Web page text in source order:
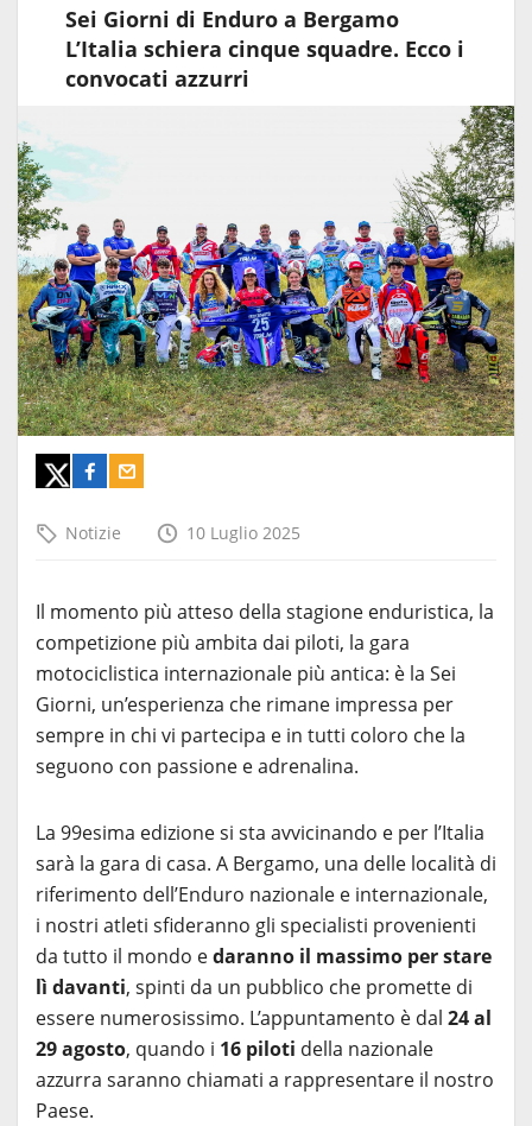
Sei Giorni di Enduro a Bergamo
L’Italia schiera cinque squadre. Ecco i
convocati azzurri
Notizie 10 Luglio 2025
Il momento più atteso della stagione enduristica, la
competizione più ambita dai piloti, la gara
motociclistica internazionale più antica: è la Sei
Giorni, un’esperienza che rimane impressa per
sempre in chi vi partecipa e in tutti coloro che la
seguono con passione e adrenalina.
La 99esima edizione si sta avvicinando e per l’Italia
sarà la gara di casa. A Bergamo, una delle località di
riferimento dell’Enduro nazionale e internazionale,
i nostri atleti sfideranno gli specialisti provenienti
da tutto il mondo edaranno il massimo per stare
lì davanti, spinti da un pubblico che promette di
essere numerosissimo. L’appuntamento è dal 24 al
29 agosto, quando i 16 piloti della nazionale
azzurra saranno chiamati a rappresentare il nostro
Paese.